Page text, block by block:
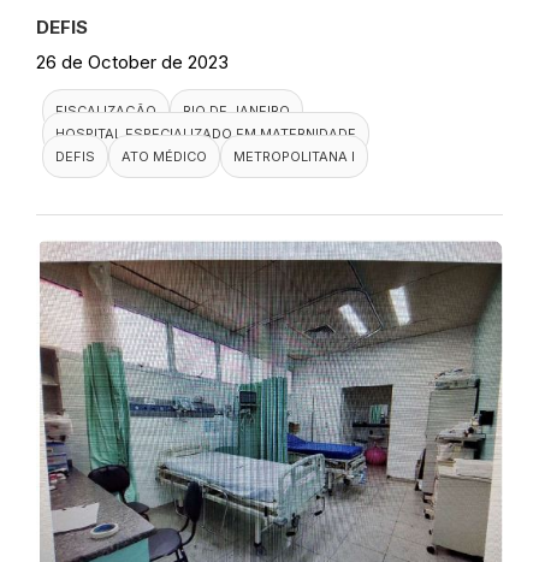
DEFIS
26 de October de 2023
FISCALIZAÇÃO
RIO DE JANEIRO
HOSPITAL ESPECIALIZADO EM MATERNIDADE
DEFIS
ATO MÉDICO METROPOLITANA I